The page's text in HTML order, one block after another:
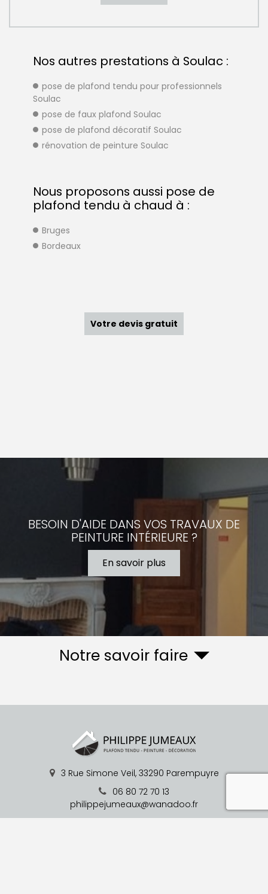
Nos autres prestations à Soulac :
pose de plafond tendu pour professionnels
Soulac
pose de faux plafond Soulac
pose de plafond décoratif Soulac
rénovation de peinture Soulac
Nous proposons aussi pose de
plafond tendu à chaud à :
Bruges
Bordeaux
Votre devis gratuit
BESOIN D'AIDE DANS VOS TRAVAUX DE
PEINTURE INTÉRIEURE ?
En savoir plus
Notre savoir faire
3 Rue Simone Veil, 33290 Parempuyre
06 80 72 70 13
philippejumeaux@wanadoo.fr